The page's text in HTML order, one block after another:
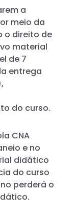
a
meio da
o direito de
material
de 7
entrega
do curso.
CNA
e no
didático
do curso
perderá o